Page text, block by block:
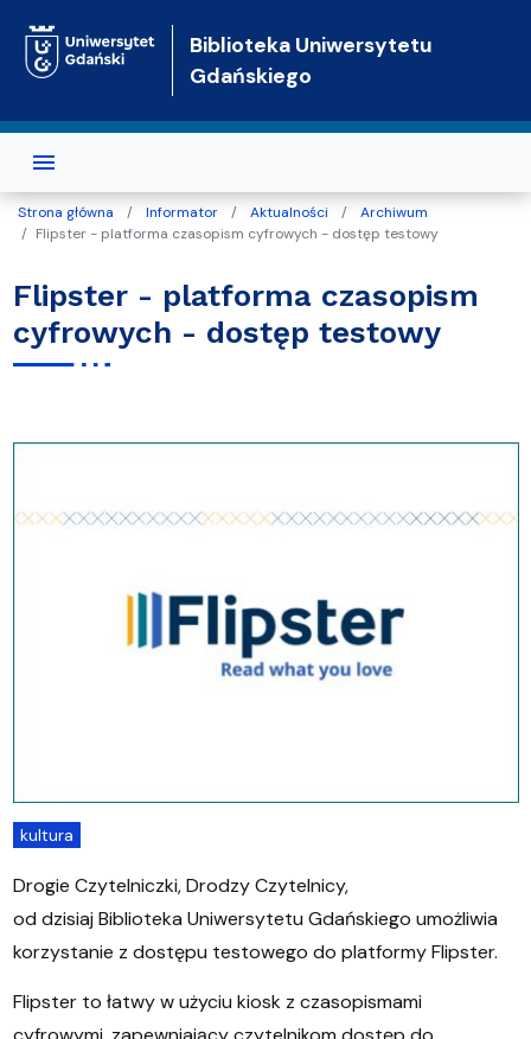
Biblioteka Uniwersytetu
Gdańskiego
Strona główna Informator Aktualności
Archiwum
Flipster - platforma czasopism cyfrowych - dostęp testowy
Flipster - platforma czasopism
cyfrowych - dostęp testowy
kultura
Drogie Czytelniczki, Drodzy Czytelnicy,
od dzisiaj Biblioteka Uniwersytetu Gdańskiego umożliwia
korzystanie z dostępu testowego do platformy Flipster.
Flipster to łatwy w użyciu kiosk z czasopismami